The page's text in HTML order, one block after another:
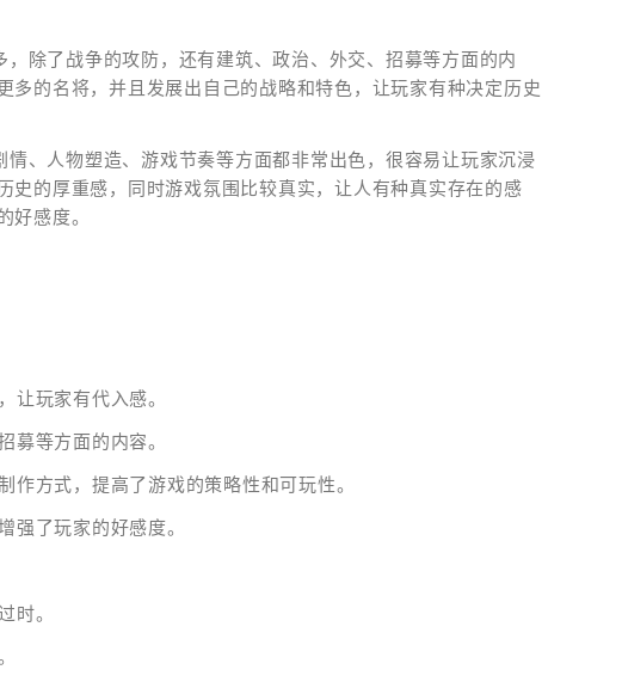
除了战争的攻防，还有建筑、政治、外交、招募等方面的内
多的名将，并且发展出自己的战略和特色，让玩家有种决定历史
、人物塑造、游戏节奏等方面都非常出色，很容易让玩家沉浸
史的厚重感，同时游戏氛围比较真实，让人有种真实存在的感
好感度。
让玩家有代入感。
募等方面的内容。
作方式，提高了游戏的策略性和可玩性。
强了玩家的好感度。
时。